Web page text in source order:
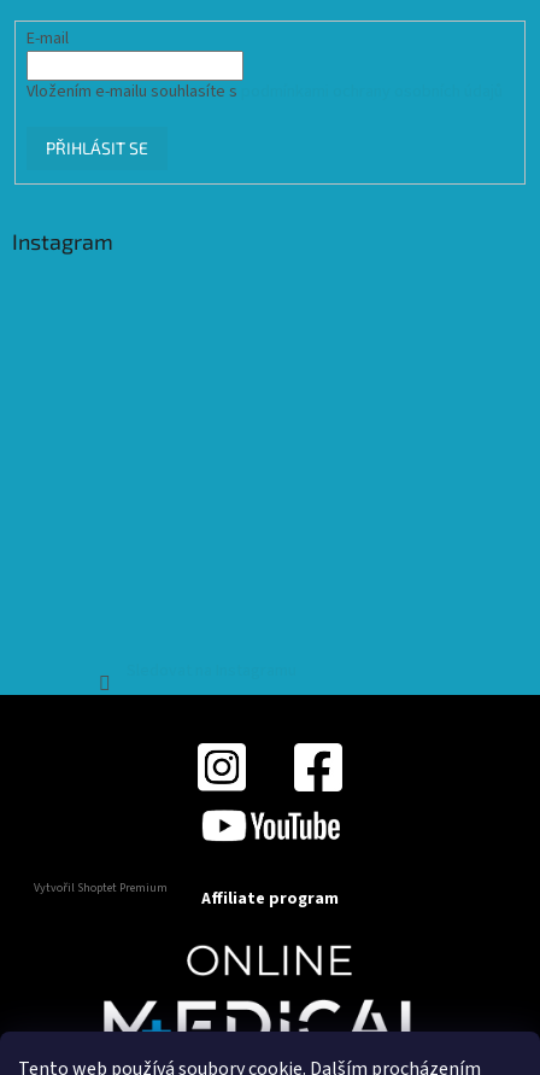
Tento web používá soubory cookie. Dalším procházením
E-mail
Vložením e-mailu souhlasíte s
PŘIHLÁSIT SE
Instagram
Vytvořil Shoptet Premium Affiliate program